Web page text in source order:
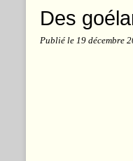
Des
Publié le 19 décembre